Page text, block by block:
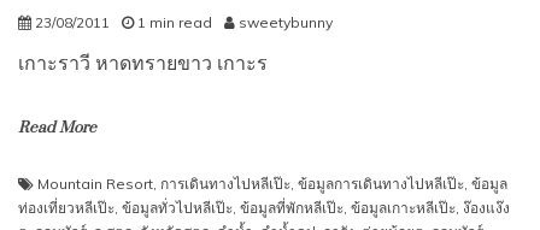
23/08/2011 1 min read sweetybunny
เกาะราวี หาดทรายขาว เกาะร
Read More
Mountain Resort, การเดินทางไปหลีเป๊ะ, ข้อมูลการเดินทางไปหลีเป๊ะ, ข้อมูล
ท่องเที่ยวหลีเป๊ะ, ข้อมูลทั่วไปหลีเป๊ะ, ข้อมูลที่พักหลีเป๊ะ, ข้อมูลเกาะหลีเป๊ะ, ง๊องแง๊ง